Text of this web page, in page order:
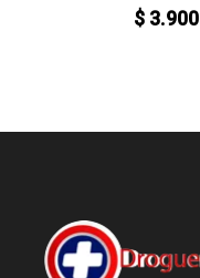
$3.900